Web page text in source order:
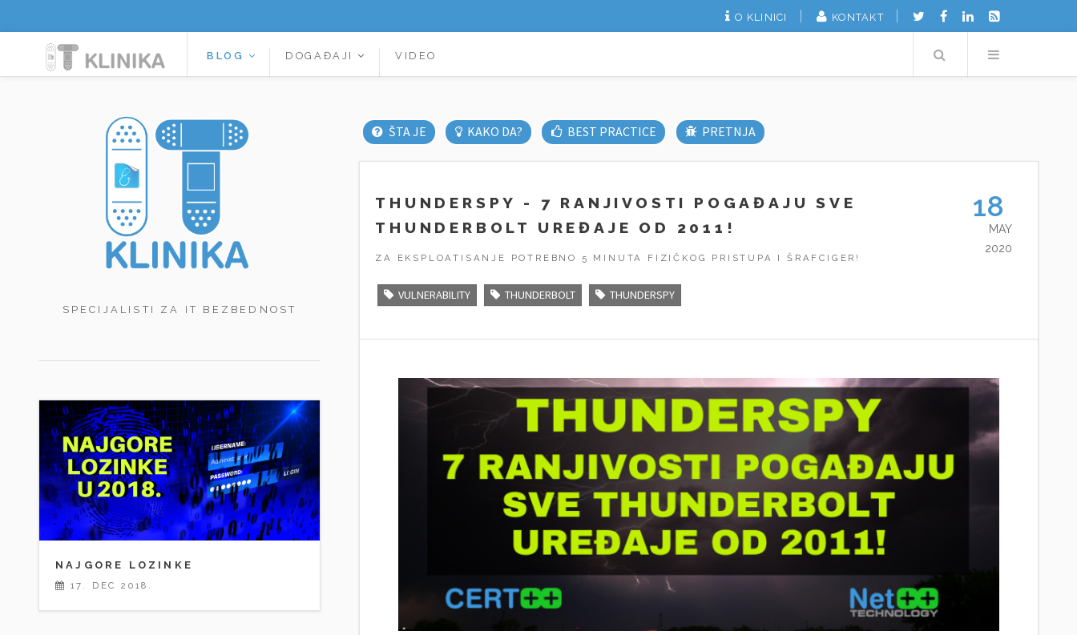
O KLINICI KONTAKT
BLOG DOGAĐAJI VIDEO Search
ŠTA JE KAKO DA? BEST PRACTICE PRETNJA
THUNDERSPY - 7 RANJIVOSTI POGAĐAJU SVE
THUNDERBOLT UREĐAJE OD 2011!
ZA EKSPLOATISANJE POTREBNO 5 MINUTA FIZIČKOG PRISTUPA I ŠRAFCIGER!
VULNERABILITY THUNDERBOLT THUNDERSPY
18
MAY
2020
SPECIJALISTI ZA IT BEZBEDNOST
NAJGORE LOZINKE
17. DEC 2018.